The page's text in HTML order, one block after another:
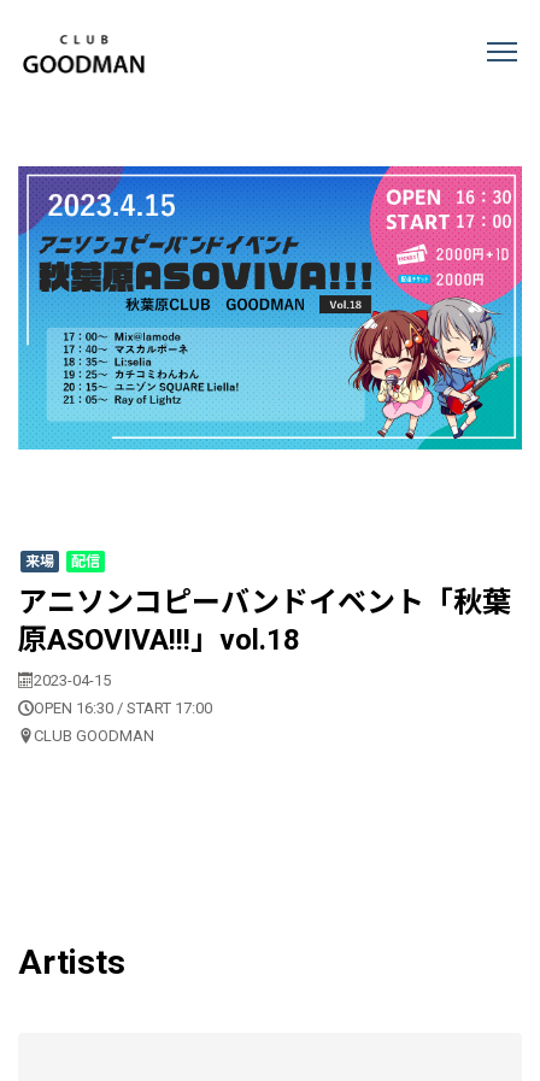
来場 配信
アニソンコピーバンドイベント「秋葉
原ASOVIVA!!!」vol.18
2023-04-15
OPEN 16:30 / START 17:00
CLUB GOODMAN
Artists